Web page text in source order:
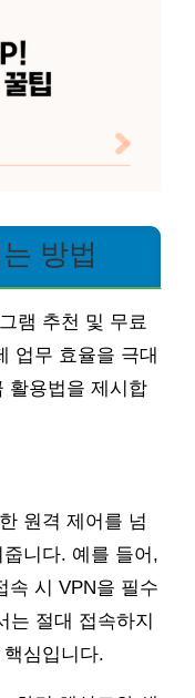
방법
램 추천 및 무료
업무 효율을 극대
활용법을 제시합
원격 제어를 넘
니다. 예를 들어,
속 시 VPN을 필수
는 절대 접속하지
심입니다.